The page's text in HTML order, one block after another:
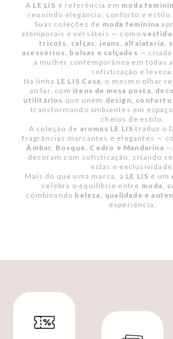
A LE LIS é referência em moda
reunindo elegância, conforto e estilo
Suas coleções de moda feminina
atemporais e versáteis — como
tricots, calças, jeans, alfaiataria,
acessórios, bolsas e calçados —
a mulher contemporânea em todas
sofisticação e leveza.
Na linha LE LIS Casa, o mesmo olhar
ao lar, com itens de mesa posta,
utilitários que unem design,
transformando ambientes em
cheios de estilo.
A coleção de aromas LE LIS traduz o
fragrâncias marcantes e elegantes —
Âmbar, Bosque, Cedro e Mandarina
decoram com sofisticação, criando
estar e exclusividade.
Mais do que uma marca, a LE LIS é um
celebra o equilíbrio entre moda,
combinando beleza, qualidade e
experiência.